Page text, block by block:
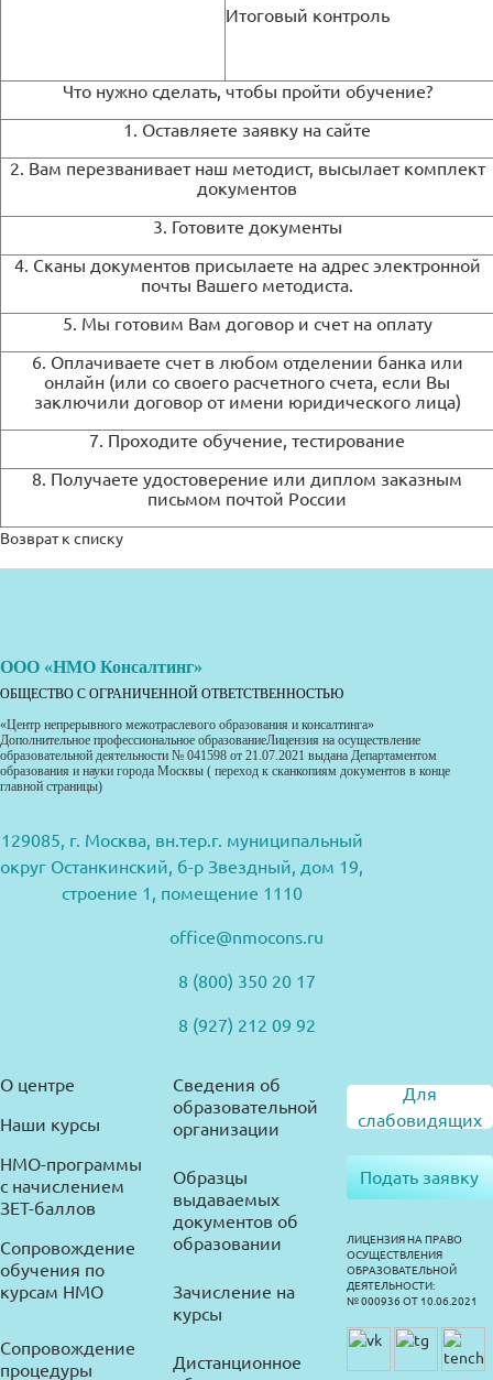
Итоговый контроль
Что нужно сделать, чтобы пройти обучение?
1. Оставляете заявку на сайте
2. Вам перезванивает наш методист, высылает комплект
документов
3. Готовите документы
4. Сканы документов присылаете на адрес электронной
почты Вашего методиста.
5. Мы готовим Вам договор и счет на оплату
6. Оплачиваете счет в любом отделении банка или
онлайн (или со своего расчетного счета, если Вы
заключили договор от имени юридического лица)
7. Проходите обучение, тестирование
8. Получаете удостоверение или диплом заказным
письмом почтой России
Возврат к списку
ООО «НМО Консалтинг»
ОБЩЕСТВО С ОГРАНИЧЕННОЙ ОТВЕТСТВЕННОСТЬЮ
«Центр непрерывного межотраслевого образования и консалтинга»
Дополнительное профессиональное образованиеЛицензия на осуществление
образовательной деятельности № 041598 от 21.07.2021 выдана Департаментом
образования и науки города Москвы ( переход к сканкопиям документов в конце
главной страницы)
129085, г. Москва, вн.тер.г. муниципальный
округ Останкинский, б-р Звездный, дом 19,
строение 1, помещение 1110
office@nmocons.ru
8 (800) 350 20 17
8 (927) 212 09 92
О центре
Наши курсы
НМО-программы
с начислением
ЗЕТ-баллов
Сопровождение
обучения по
курсам НМО
Сопровождение
процедуры
Сведения об
образовательной
организации
Образцы
выдаваемых
документов об
образовании
Зачисление на
курсы
Дистанционное
Для
слабовидящих
Подать заявку
ЛИЦЕНЗИЯ НА ПРАВО
ОСУЩЕСТВЛЕНИЯ
ОБРАЗОВАТЕЛЬНОЙ
ДЕЯТЕЛЬНОСТИ:
№ 000936 ОТ 10.06.2021